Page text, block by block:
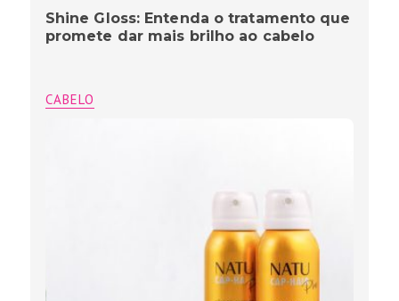
Shine Gloss: Entenda o tratamento que
promete dar mais brilho ao cabelo
CABELO